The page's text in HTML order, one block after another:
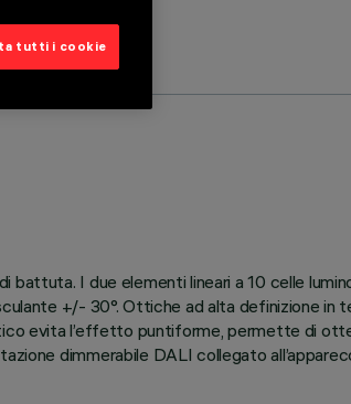
I due elementi lineari a 10 celle
+/- 30°. Ottiche ad alta definizione in
evita l’effetto puntiforme, permette di
dimmerabile DALI collegato
tutti i cookie